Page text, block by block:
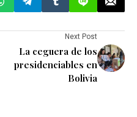
Next Post
La ceguera de los
presidenciables en
Bolivia